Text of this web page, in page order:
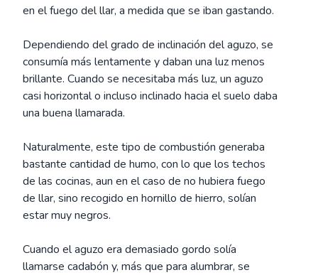
en el fuego del llar, a medida que se iban gastando.
Dependiendo del grado de inclinación del aguzo, se
consumía más lentamente y daban una luz menos
brillante. Cuando se necesitaba más luz, un aguzo
casi horizontal o incluso inclinado hacia el suelo daba
una buena llamarada.
Naturalmente, este tipo de combustión generaba
bastante cantidad de humo, con lo que los techos
de las cocinas, aun en el caso de no hubiera fuego
de llar, sino recogido en hornillo de hierro, solían
estar muy negros.
Cuando el aguzo era demasiado gordo solía
llamarse cadabón y, más que para alumbrar, se